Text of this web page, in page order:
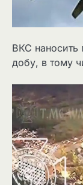
ВКС наносить
добу, в тому